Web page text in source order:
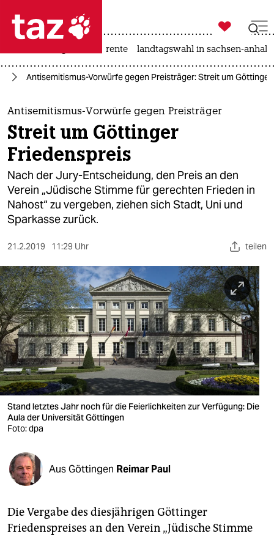
 taz zahl ich
taz zahl ich
themen
politik
öko
gesellschaft
kultur
sport
berlin
nord
wahrheit
verlag
verlag
veranstaltungen
shop
fragen & hilfe
unterstützen
genossenschaft

taz zahl ich
rente landtagswahl in sachsen-anhalt
Antisemitismus-Vorwürfe gegen Preisträger: Streit um
Antisemitismus-Vorwürfe gegen Preisträger
Streit um Göttinger
Friedenspreis
Nach der Jury-Entscheidung, den Preis an den
Verein „Jüdische Stimme für gerechten Frieden in
Nahost“ zu vergeben, ziehen sich Stadt, Uni und
Sparkasse zurück.
21.2.2019 11:29 Uhr teilen
Stand letztes Jahr noch für die Feierlichkeiten zur Verfügung: Die
Aula der Universität Göttingen
Foto: dpa
Aus Göttingen Reimar Paul
Die Vergabe des diesjährigen Göttinger
Friedenspreises an den Verein „Jüdische Stimme